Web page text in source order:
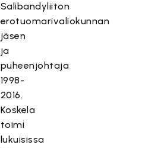
Salibandyliiton
erotuomarivaliokunnan
jäsen
ja
puheenjohtaja
1998-
2016.
Koskela
toimi
lukuisissa